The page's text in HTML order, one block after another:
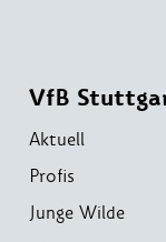
VfB
Aktuell
Profis
Junge Wilde